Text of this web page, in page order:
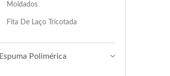
Moldados
Fita De Laço Tricotada
Espuma Polimérica